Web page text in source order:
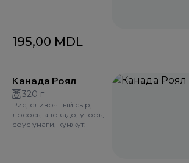
195,00 MDL
Канада Роял
320 г
Рис, сливочный сыр,
лосось, авокадо, угорь,
соус унаги, кунжут.